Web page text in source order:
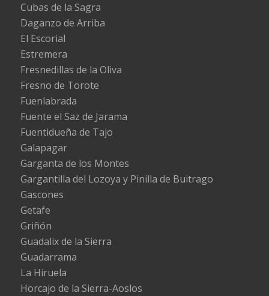
Cubas de la Sagra
Daganzo de Arriba
El Escorial
Estremera
Fresnedillas de la Oliva
Fresno de Torote
Fuenlabrada
Fuente el Saz de Jarama
Fuentidueña de Tajo
Galapagar
Garganta de los Montes
Gargantilla del Lozoya y Pinilla de Buitrago
Gascones
Getafe
Griñón
Guadalix de la Sierra
Guadarrama
La Hiruela
Horcajo de la Sierra-Aoslos